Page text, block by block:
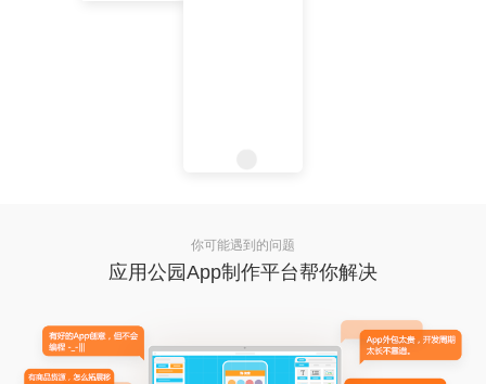
你可能遇到的问题
应用公园App制作平台帮你解决